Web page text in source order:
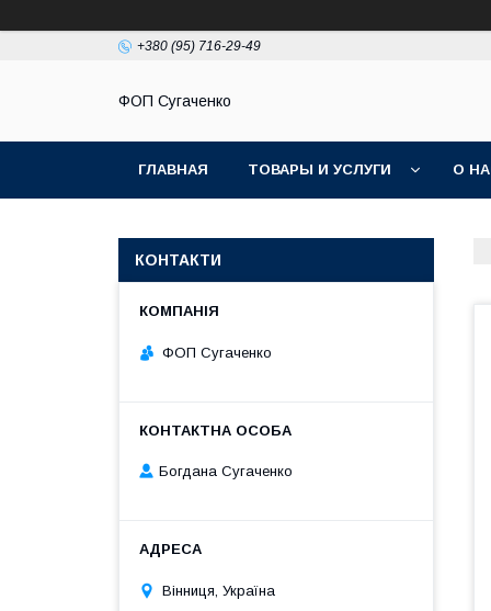
+380 (95) 716-29-49
ФОП Сугаченко
ГЛАВНАЯ ТОВАРЫ И УСЛУГИ О
КОНТАКТИ
ФОП Сугаченко
Богдана Сугаченко
Вінниця, Україна